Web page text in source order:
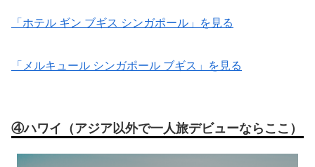
「ホテル ギン ブギス シンガポール」を見る
「メルキュール シンガポール ブギス」を見る
④ハワイ（アジア以外で一人旅デビューならここ）